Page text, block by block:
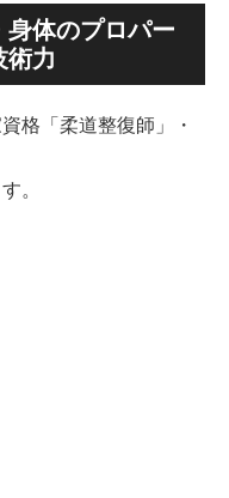
身体のプロパー
術力
格「柔道整復師」・
。